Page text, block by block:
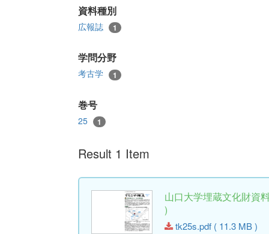
資料種別
広報誌 1
学問分野
考古学 1
巻号
25 1
Result 1 Item
山口大学埋蔵文化財
)
tk25s.pdf ( 11.3 MB )